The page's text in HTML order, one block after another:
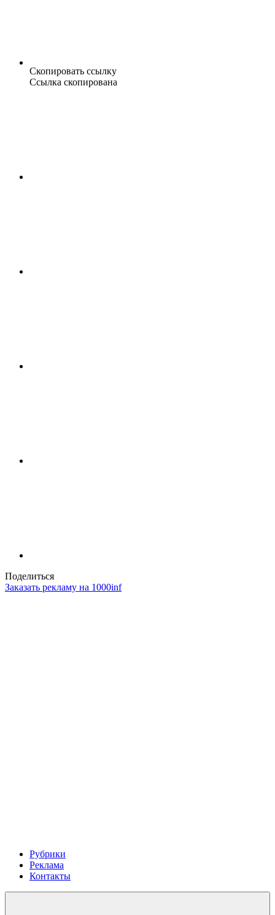
Скопировать ссылку
Ссылка скопирована
Поделиться
Заказать рекламу на 1000inf
Рубрики
Реклама
Контакты